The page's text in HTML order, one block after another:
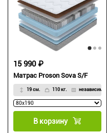
Матрас Proson Sova S/F
19 см. 110 кг. независимый
15 990 ₽
В корзину